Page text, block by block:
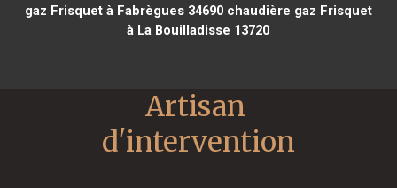
gaz Frisquet à Fabrègues 34690chaudière gaz Frisquet
à La Bouilladisse 13720
Artisan
d'intervention